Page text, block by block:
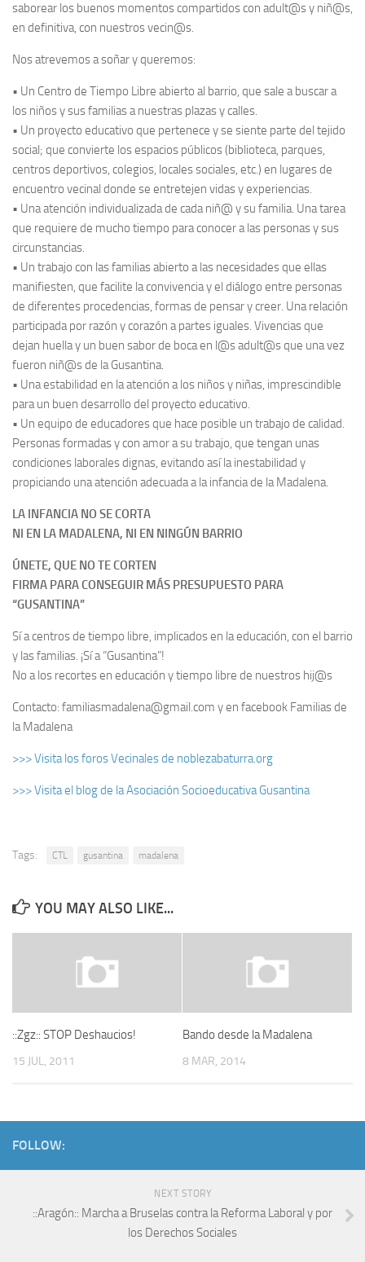
saborear los buenos momentos compartidos con adult@s y niñ@s,
en definitiva, con nuestros vecin@s.
Nos atrevemos a soñar y queremos:
• Un Centro de Tiempo Libre abierto al barrio, que sale a buscar a
los niños y sus familias a nuestras plazas y calles.
• Un proyecto educativo que pertenece y se siente parte del tejido
social; que convierte los espacios públicos (biblioteca, parques,
centros deportivos, colegios, locales sociales, etc.) en lugares de
encuentro vecinal donde se entretejen vidas y experiencias.
• Una atención individualizada de cada niñ@ y su familia. Una tarea
que requiere de mucho tiempo para conocer a las personas y sus
circunstancias.
• Un trabajo con las familias abierto a las necesidades que ellas
manifiesten, que facilite la convivencia y el diálogo entre personas
de diferentes procedencias, formas de pensar y creer. Una relación
participada por razón y corazón a partes iguales. Vivencias que
dejan huella y un buen sabor de boca en l@s adult@s que una vez
fueron niñ@s de la Gusantina.
• Una estabilidad en la atención a los niños y niñas, imprescindible
para un buen desarrollo del proyecto educativo.
• Un equipo de educadores que hace posible un trabajo de calidad.
Personas formadas y con amor a su trabajo, que tengan unas
condiciones laborales dignas, evitando así la inestabilidad y
propiciando una atención adecuada a la infancia de la Madalena.
LA INFANCIA NO SE CORTA
NI EN LA MADALENA, NI EN NINGÚN BARRIO
ÚNETE, QUE NO TE CORTEN
FIRMA PARA CONSEGUIR MÁS PRESUPUESTO PARA
“GUSANTINA”
Sí a centros de tiempo libre, implicados en la educación, con el barrio
y las familias. ¡Sí a “Gusantina”!
No a los recortes en educación y tiempo libre de nuestros hij@s
Contacto: familiasmadalena@gmail.com y en facebook Familias de
la Madalena
>>> Visita los foros Vecinales de noblezabaturra.org
>>> Visita el blog de la Asociación Socioeducativa Gusantina
Tags: CTL gusantina madalena
YOU MAY ALSO LIKE...
::Zgz:: STOP Deshaucios!
15 JUL, 2011
Bando desde la Madalena
8 MAR, 2014
FOLLOW:
NEXT STORY
::Aragón:: Marcha a Bruselas contra la Reforma Laboral y por
los Derechos Sociales